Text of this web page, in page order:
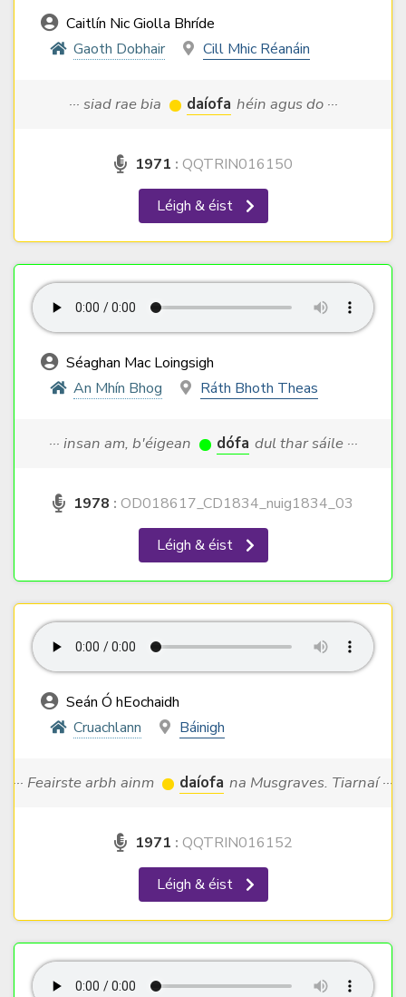
Caitlín Nic Giolla Bhríde
Gaoth Dobhair
Cill Mhic Réanáin
··· siad rae bia daíofa héin agus do ···
1971 : QQTRIN016150
Léigh & éist
Séaghan Mac Loingsigh
An Mhín Bhog
Ráth Bhoth Theas
··· insan am, b'éigean dófa dul thar sáile ···
1978 : OD018617_CD1834_nuig1834_03
Léigh & éist
Seán Ó hEochaidh
Cruachlann
Báinigh
··· Feairste arbh ainm daíofa na Musgraves. Tiarnaí ···
1971 : QQTRIN016152
Léigh & éist